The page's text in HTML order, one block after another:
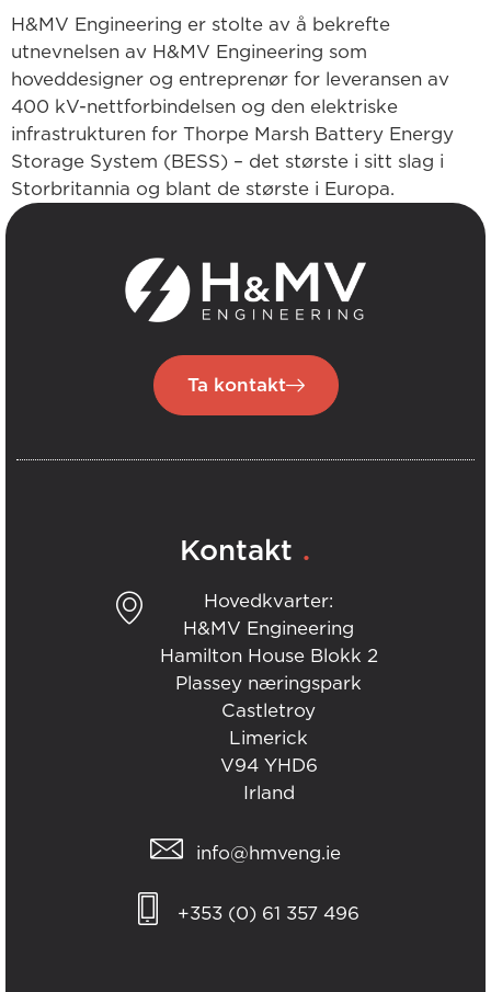
H&MV Engineering er stolte av å bekrefte
utnevnelsen av H&MV Engineering som
hoveddesigner og entreprenør for leveransen av
400 kV-nettforbindelsen og den elektriske
infrastrukturen for Thorpe Marsh Battery Energy
Storage System (BESS) – det største i sitt slag i
Storbritannia og blant de største i Europa.
Ta kontakt
Kontakt .
Hovedkvarter:
H&MV Engineering
Hamilton House Blokk 2
Plassey næringspark
Castletroy
Limerick
V94 YHD6
Irland
info@hmveng.ie
+353 (0) 61 357 496